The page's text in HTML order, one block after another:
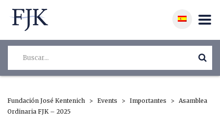
Fundación José Kentenich > Events > Importantes >
Asamblea
Ordinaria FJK – 2025